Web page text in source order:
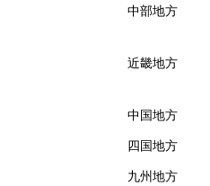
中部地方
近畿地方
中国地方
四国地方
九州地方